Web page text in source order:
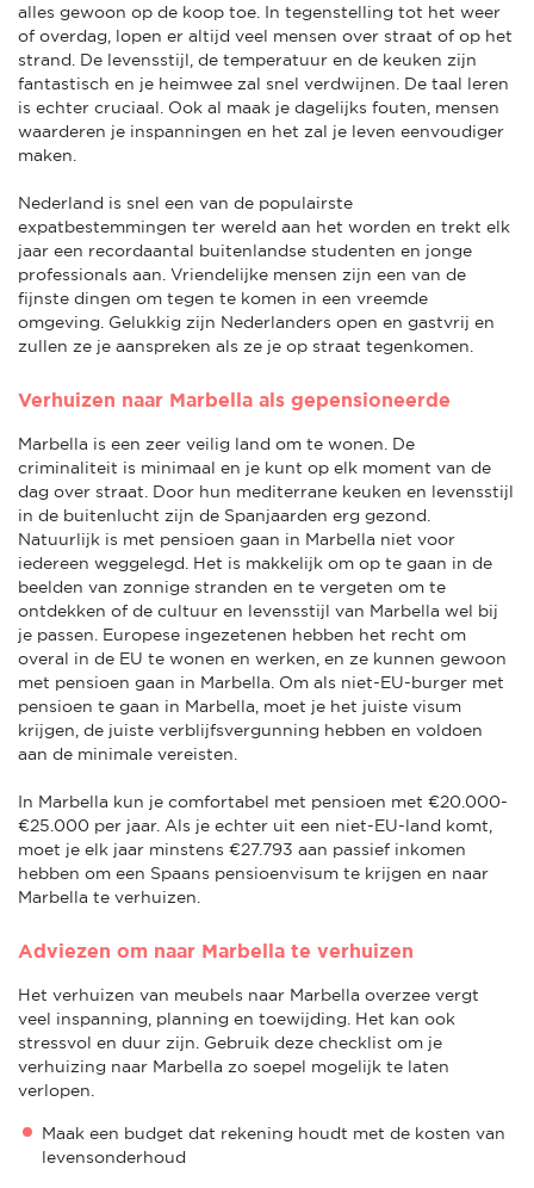
alles gewoon op de koop toe. In tegenstelling tot het weer
of overdag, lopen er altijd veel mensen over straat of op het
strand. De levensstijl, de temperatuur en de keuken zijn
fantastisch en je heimwee zal snel verdwijnen. De taal leren
is echter cruciaal. Ook al maak je dagelijks fouten, mensen
waarderen je inspanningen en het zal je leven eenvoudiger
maken.
Nederland is snel een van de populairste
expatbestemmingen ter wereld aan het worden en trekt elk
jaar een recordaantal buitenlandse studenten en jonge
professionals aan. Vriendelijke mensen zijn een van de
fijnste dingen om tegen te komen in een vreemde
omgeving. Gelukkig zijn Nederlanders open en gastvrij en
zullen ze je aanspreken als ze je op straat tegenkomen.
Verhuizen naar Marbella als gepensioneerde
Marbella is een zeer veilig land om te wonen. De
criminaliteit is minimaal en je kunt op elk moment van de
dag over straat. Door hun mediterrane keuken en levensstijl
in de buitenlucht zijn de Spanjaarden erg gezond.
Natuurlijk is met pensioen gaan in Marbella niet voor
iedereen weggelegd. Het is makkelijk om op te gaan in de
beelden van zonnige stranden en te vergeten om te
ontdekken of de cultuur en levensstijl van Marbella wel bij
je passen. Europese ingezetenen hebben het recht om
overal in de EU te wonen en werken, en ze kunnen gewoon
met pensioen gaan in Marbella. Om als niet-EU-burger met
pensioen te gaan in Marbella, moet je het juiste visum
krijgen, de juiste verblijfsvergunning hebben en voldoen
aan de minimale vereisten.
In Marbella kun je comfortabel met pensioen met €20.000-
€25.000 per jaar. Als je echter uit een niet-EU-land komt,
moet je elk jaar minstens €27.793 aan passief inkomen
hebben om een Spaans pensioenvisum te krijgen en naar
Marbella te verhuizen.
Adviezen om naar Marbella te verhuizen
Het verhuizen van meubels naar Marbella overzee vergt
veel inspanning, planning en toewijding. Het kan ook
stressvol en duur zijn. Gebruik deze checklist om je
verhuizing naar Marbella zo soepel mogelijk te laten
verlopen.
Maak een budget dat rekening houdt met de kosten van
levensonderhoud